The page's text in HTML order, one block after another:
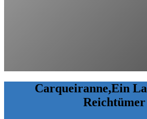
Carqueiranne,Ein
Reichtümer